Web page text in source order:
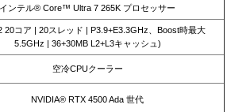
インテル® Core™ Ultra 7 265K プロセッサー
20コア | 20スレッド | P3.9+E3.3GHz、Boost時最大
5.5GHz | 36+30MB L2+L3キャッシュ)
空冷CPUクーラー
NVIDIA® RTX 4500 Ada 世代